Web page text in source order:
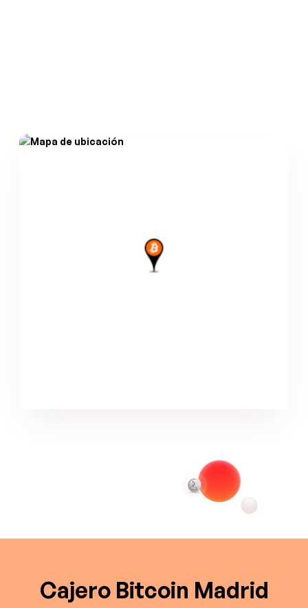
Cajero Bitcoin Madrid